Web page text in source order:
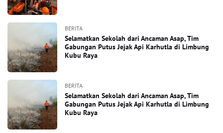
BERITA
Selamatkan Sekolah dari Ancaman Asap, Tim
Gabungan Putus Jejak Api Karhutla di Limbung
Kubu Raya
BERITA
Selamatkan Sekolah dari Ancaman Asap, Tim
Gabungan Putus Jejak Api Karhutla di Limbung
Kubu Raya